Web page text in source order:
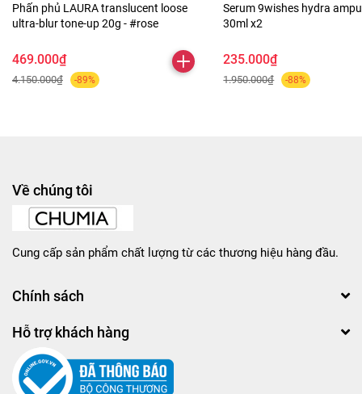
Phấn phủ LAURA translucent loose
ultra-blur tone-up 20g - #rose
469.000₫
4.150.000₫ -89%
Serum 9wishes hydra
30ml x2
235.000₫
1.950.000₫ -88%
Về chúng tôi
Cung cấp sản phẩm chất lượng từ các thương hiệu hàng đầu.
Chính sách
Hỗ trợ khách hàng